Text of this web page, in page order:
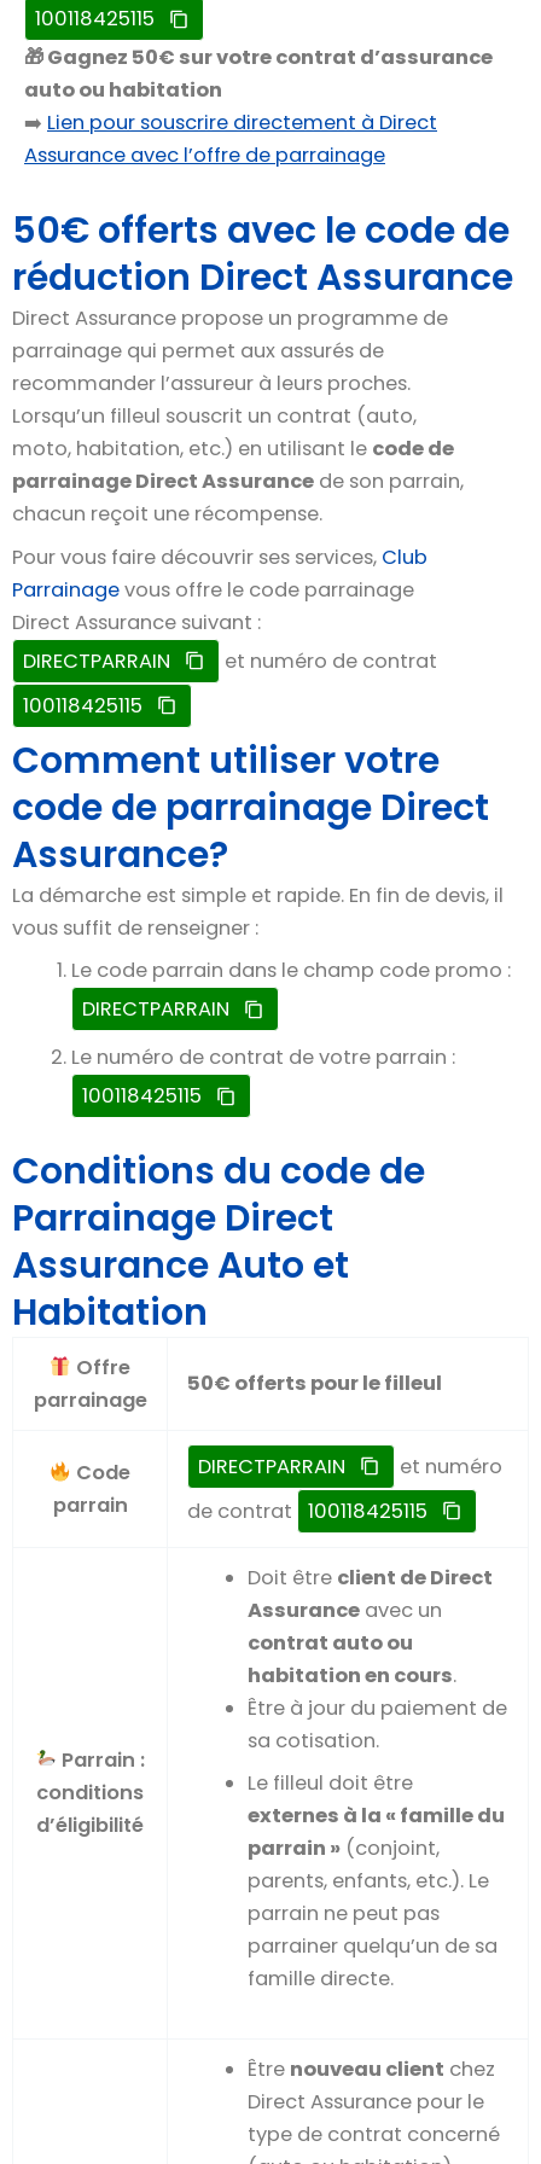
100118425115
🎁 Gagnez 50€ sur votre contrat d’assurance
auto ou habitation
➡️ Lien pour souscrire directement à Direct
Assurance avec l’offre de parrainage
50€ offerts avec le code de
réduction Direct Assurance
Direct Assurance propose un programme de
parrainage qui permet aux assurés de
recommander l’assureur à leurs proches.
Lorsqu’un filleul souscrit un contrat (auto,
moto, habitation, etc.) en utilisant le code de
parrainage Direct Assurance de son parrain,
chacun reçoit une récompense.
Pour vous faire découvrir ses services, Club
Parrainagevous offre le code parrainage
Direct Assurance suivant :
DIRECTPARRAIN
et numéro de contrat
100118425115
Comment utiliser votre
code de parrainage Direct
Assurance?
La démarche est simple et rapide. En fin de devis, il
vous suffit de renseigner :
Le code parrain dans le champ code promo :
DIRECTPARRAIN
Le numéro de contrat de votre parrain :
100118425115
Conditions du code de
Parrainage Direct
Assurance Auto et
Habitation
Offre
parrainage
50€ offerts pour le filleul
Code
parrain
DIRECTPARRAIN
et numéro
de contrat
100118425115
Parrain :
conditions
d’éligibilité
Doit être client de Direct
Assuranceavec un
contrat auto ou
habitation en cours.
Être à jour du paiement de
sa cotisation.
Le filleul doit être
externes à la « famille du
parrain »(conjoint,
parents, enfants, etc.). Le
parrain ne peut pas
parrainer quelqu’un de sa
famille directe.
Être nouveau client chez
Direct Assurance pour le
type de contrat concerné